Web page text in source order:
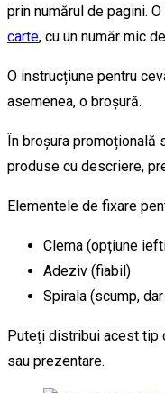
prin numărul de pagini.
carte, cu un număr mic
O instrucțiune pentru
asemenea, o broșură.
În broșura promoțională
produse cu descriere,
Elementele de fixare
Clema (opțiune
Adeziv (fiabil)
Spirala (scump,
Puteți distribui acest tip
sau prezentare.